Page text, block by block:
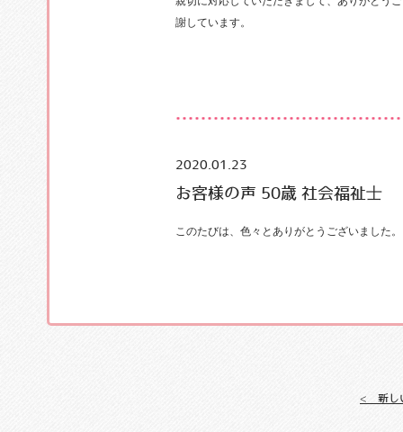
謝しています。
2020.01.23
お客様の声 50歳 社会福祉士
このたびは、色々とありがとうございました
< 新し